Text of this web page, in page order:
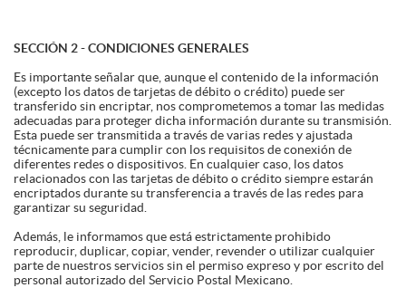
SECCIÓN 2 - CONDICIONES GENERALES
Es importante señalar que, aunque el contenido de la información
(excepto los datos de tarjetas de débito o crédito) puede ser
transferido sin encriptar, nos comprometemos a tomar las medidas
adecuadas para proteger dicha información durante su transmisión.
Esta puede ser transmitida a través de varias redes y ajustada
técnicamente para cumplir con los requisitos de conexión de
diferentes redes o dispositivos. En cualquier caso, los datos
relacionados con las tarjetas de débito o crédito siempre estarán
encriptados durante su transferencia a través de las redes para
garantizar su seguridad.
Además, le informamos que está estrictamente prohibido
reproducir, duplicar, copiar, vender, revender o utilizar cualquier
parte de nuestros servicios sin el permiso expreso y por escrito del
personal autorizado del Servicio Postal Mexicano.